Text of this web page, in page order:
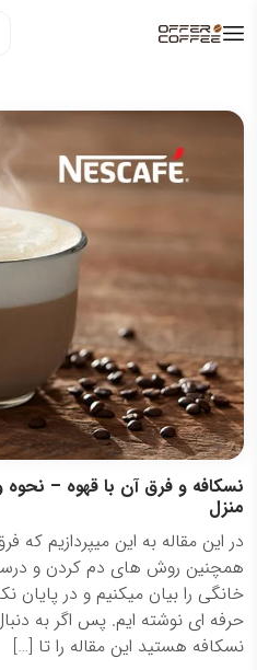
نسکافه و فرق آن با قهوه –
منزل
در این مقاله به این میپردازیم
همچنین روش های دم کردن و
خانگی را بیان میکنیم و در پایان
حرفه ای نوشته ایم. پس اگر به
نسکافه هستید این مقاله را تا […]